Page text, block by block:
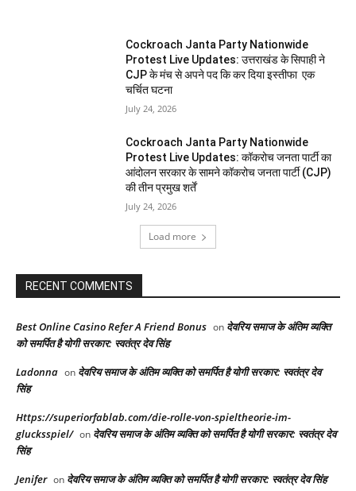
Cockroach Janta Party Nationwide
Protest Live Updates: उत्तराखंड के सिपाही ने
CJP के मंच से अपने पद कि कर दिया इस्तीफा एक
चर्चित घटना
July 24, 2026
Cockroach Janta Party Nationwide
Protest Live Updates: कॉकरोच जनता पार्टी का
आंदोलन सरकार के सामने कॉकरोच जनता पार्टी (CJP)
की तीन प्रमुख शर्तें
July 24, 2026
Load more
RECENT COMMENTS
Best Online Casino Refer A Friend Bonus on देवरिय समाज के अंतिम व्यक्ति
को समर्पित है योगी सरकार: स्वतंत्र देव सिंह
Ladonna on देवरिय समाज के अंतिम व्यक्ति को समर्पित है योगी सरकार: स्वतंत्र देव
सिंह
Https://superiorfablab.com/die-rolle-von-spieltheorie-im-
glucksspiel/ on देवरिय समाज के अंतिम व्यक्ति को समर्पित है योगी सरकार: स्वतंत्र देव
सिंह
Jenifer on देवरिय समाज के अंतिम व्यक्ति को समर्पित है योगी सरकार: स्वतंत्र देव सिंह